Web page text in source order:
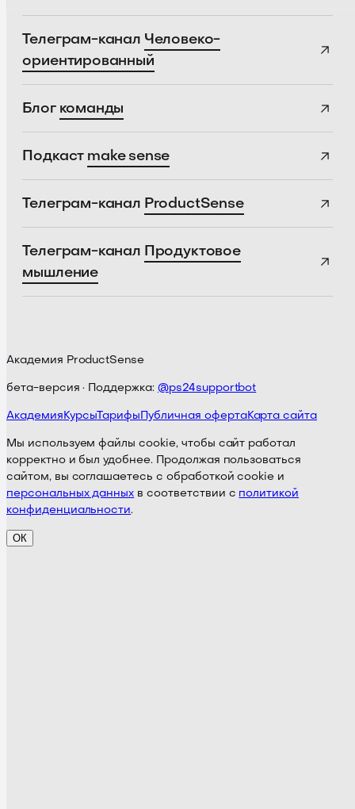
Телеграм-канал Человеко-
ориентированный
Блог команды
Подкаст make sense
Телеграм-канал ProductSense
Телеграм-канал Продуктовое
мышление
Академия ProductSense
бета-версия · Поддержка: @ps24supportbot
Академия КурсыТарифы Публичная офертаКарта сайта
Мы используем файлы cookie, чтобы сайт работал
корректно и был удобнее. Продолжая пользоваться
сайтом, вы соглашаетесь с обработкой cookie и
персональных данных в соответствии с политикой
конфиденциальности.
ОК